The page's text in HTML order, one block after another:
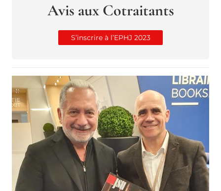
Avis aux Cotraitants
S’inscrire à l’EPHJ 2023